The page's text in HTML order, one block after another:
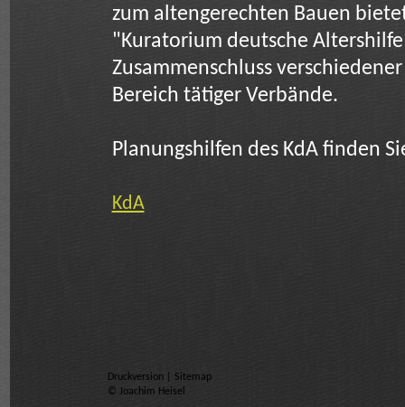
zum altengerechten Bauen
"Kuratorium deutsche
Zusammenschluss
Bereich tätiger Verbände.
Planungshilfen des KdA finden
KdA
Druckversion
Sitemap
© Joachim Heisel